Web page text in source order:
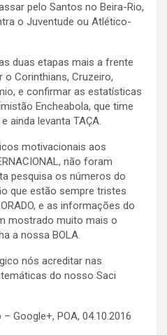
pelo Santos no Beira-Rio,
o Juventude ou Atlético-
duas etapas mais a frente
o Corinthians, Cruzeiro,
e confirmar as estatísticas
Encheabola, que time
ainda levanta TAÇA.
motivacionais aos
não foram
pesquisa os números do
que estão sempre tristes
e as informações do
mostrado muito mais o
a nossa BOLA.
nós acreditar nas
do nosso Saci
Google+, POA, 04.10.2016